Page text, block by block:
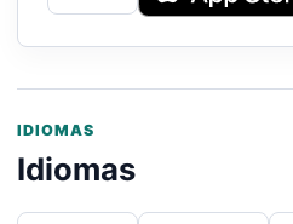
IDIOMAS
Idiomas